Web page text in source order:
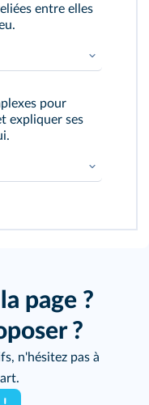
entre elles
pour
expliquer ses
page ?
?
n'hésitez pas à